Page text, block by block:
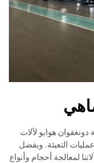
دونغقوان هوايو لآلات
التعبئة. وبفضل
لمعالجة أحجام وأنواع